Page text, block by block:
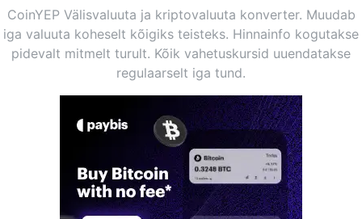
CoinYEP Välisvaluuta ja kriptovaluuta konverter. Muudab
iga valuuta koheselt kõigiks teisteks. Hinnainfo kogutakse
pidevalt mitmelt turult. Kõik vahetuskursid uuendatakse
regulaarselt iga tund.